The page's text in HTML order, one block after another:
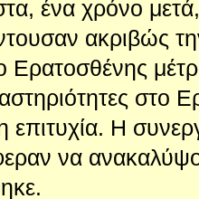
ένα χρόνο
ακριβώς
στο
επιτυχία. Η
να